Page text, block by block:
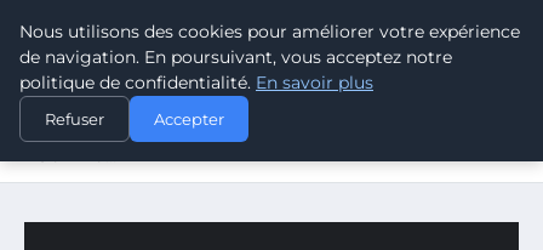
CLIMATE RESPONSE BLOG
ACCUEIL
ÉNERGIE RENOUVELABLE
SHELL MISE SUR LE TRADING POUR DÉNICHER UN
Nous utilisons des cookies pour améliorer votre expérience
de navigation. En poursuivant, vous acceptez notre
politique de confidentialité. En savoir plus
Refuser Accepter